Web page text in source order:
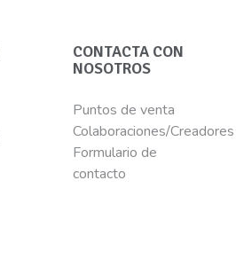
CONTACTA CON
NOSOTROS
Puntos de venta
Colaboraciones/Creadores
Formulario de
contacto